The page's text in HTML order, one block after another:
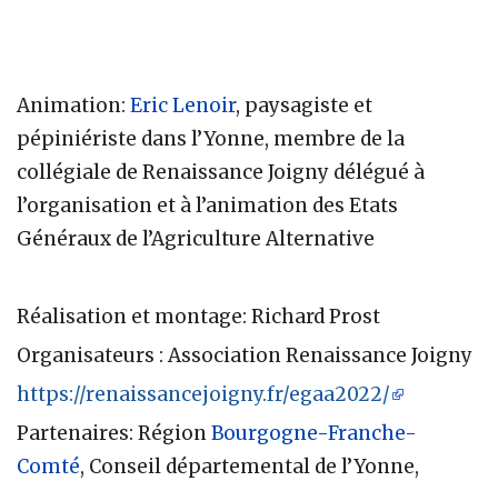
Animation: Eric Lenoir, paysagiste et
pépiniériste dans l’Yonne, membre de la
collégiale de Renaissance Joigny délégué à
l’organisation et à l’animation des Etats
Généraux de l’Agriculture Alternative
Réalisation et montage: Richard Prost
Organisateurs : Association Renaissance Joigny
https://renaissancejoigny.fr/egaa2022/
Partenaires: RégionBourgogne-Franche-
Comté, Conseil départemental de l’Yonne,